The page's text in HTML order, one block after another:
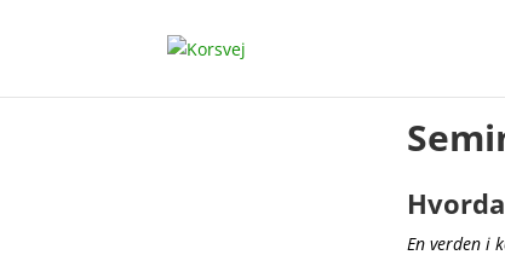
En verden i